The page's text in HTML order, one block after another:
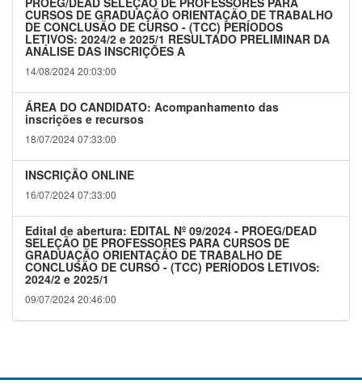
CURSOS DE GRADUAÇÃO ORIENTAÇÃO DE TRABALHO
DE CONCLUSÃO DE CURSO - (TCC) PERÍODOS
LETIVOS: 2024/2 e 2025/1 RESULTADO PRELIMINAR DA
ANÁLISE DAS INSCRIÇÕES A
14/08/2024 20:03:00
ÁREA DO CANDIDATO: Acompanhamento das
inscrições e recursos
18/07/2024 07:33:00
INSCRIÇÃO ONLINE
16/07/2024 07:33:00
Edital de abertura: EDITAL Nº 09/2024 - PROEG/DEAD
SELEÇÃO DE PROFESSORES PARA CURSOS DE
GRADUAÇÃO ORIENTAÇÃO DE TRABALHO DE
CONCLUSÃO DE CURSO - (TCC) PERÍODOS LETIVOS:
2024/2 e 2025/1
09/07/2024 20:46:00